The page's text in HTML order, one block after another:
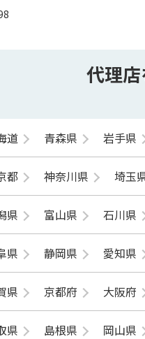
代理
道 青森県 岩手県
都 神奈川県 埼玉
県 富山県 石川県
県 静岡県 愛知県
県 京都府 大阪府
県 島根県 岡山県